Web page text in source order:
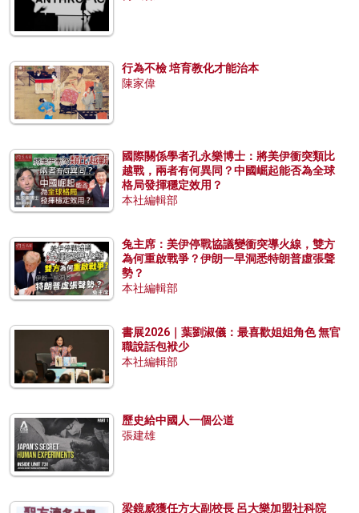
行為不檢 培育教化才能治本
陳家偉
國際關係學者孔永樂博士：將美伊衝突類比
越戰，兩者有何異同？中國崛起能否為全球
格局發揮穩定效用？
本社編輯部
兔主席：美伊停戰協議變衝突導火線，雙方
為何重啟戰爭？伊朗一早洞悉特朗普虛張聲
勢？
本社編輯部
書展2026｜葉劉淑儀：最喜歡姐姐角色 無官
職說話包袱少
本社編輯部
歷史給中國人一個公道
張建雄
梁鏡威獲任方大副校長 呂大樂加盟社科院